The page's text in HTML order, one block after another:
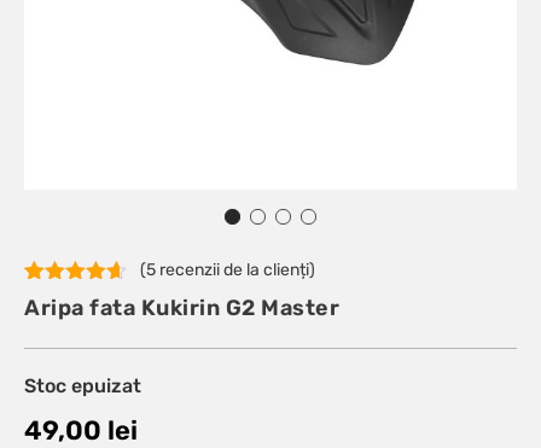
Evaluat la
4.60din 5
5
la clienți
(5 recenzii de la clienți)
Aripa fata Kukirin G2 Master
Stoc epuizat
49,00 lei